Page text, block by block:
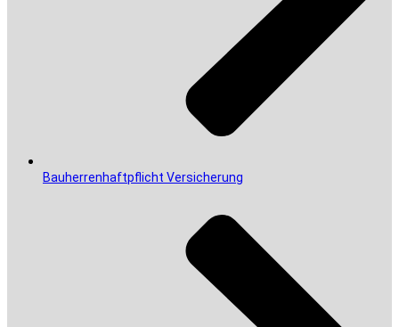
Bauherrenhaftpflicht Versicherung